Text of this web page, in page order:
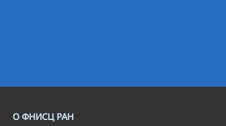
О ФНИСЦ РАН